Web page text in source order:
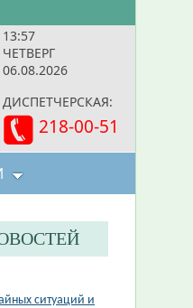
13:57
ЧЕТВЕРГ
06.08.2026
ДИСПЕТЧЕРСКАЯ:
218-00-51
ситуаций и